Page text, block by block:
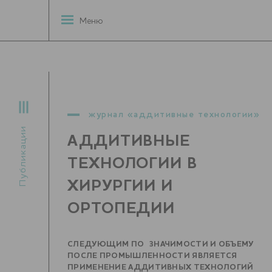
Публикации
Меню
журнал «аддитивные технологии»
АДДИТИВНЫЕ
ТЕХНОЛОГИИ В
ХИРУРГИИ И
ОРТОПЕДИИ
СЛЕДУЮЩИМ ПО ЗНАЧИМОСТИ И ОБЪЕМУ
ПОСЛЕ ПРОМЫШЛЕННОСТИ ЯВЛЯЕТСЯ
ПРИМЕНЕНИЕ АДДИТИВНЫХ ТЕХНОЛОГИЙ